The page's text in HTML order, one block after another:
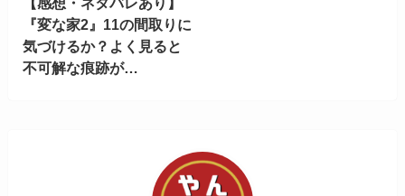
『変な家2』11の間取りに
気づけるか？よく見ると
不可解な痕跡が…